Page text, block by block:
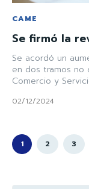
CAME
Se firmó la
Se acordó un
en dos tramos no acumulativos.
Comercio y
02/12/2024
1 2 3